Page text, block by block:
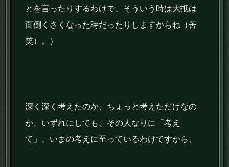
とを言ったりするわけで、そういう時は大抵は
面倒くさくなった時だったりしますからね（苦
笑）。）
深く深く考えたのか、ちょっと考えただけなの
か、いずれにしても、その人なりに「考え
て」、いまの考えに至っているわけですから、